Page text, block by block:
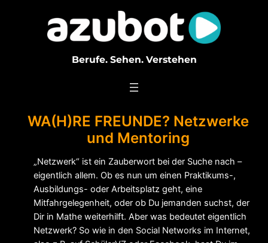
Berufe. Sehen. Verstehen
WA(H)RE FREUNDE? Netzwerke
und Mentoring
„Netzwerk“ ist ein Zauberwort bei der Suche nach –
eigentlich allem. Ob es nun um einen Praktikums-,
Ausbildungs- oder Arbeitsplatz geht, eine
Mitfahrgelegenheit, oder ob Du jemanden suchst, der
Dir in Mathe weiterhilft. Aber was bedeutet eigentlich
Netzwerk? So wie in den Social Networks im Internet,